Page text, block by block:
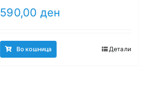
590,00 ден
Во кошница Детали